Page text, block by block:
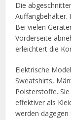
Die
Auffangbehälter.
Bei vielen
Vorderseite
erleichtert die
Elektrische
Sweatshirts,
Polsterstoffe.
effektiver als
werden